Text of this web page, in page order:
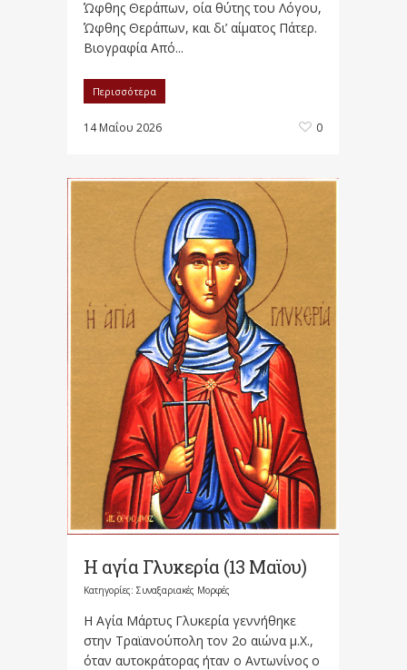
Ώφθης Θεράπων, οία θύτης του Λόγου,
Ώφθης Θεράπων, και δι’ αίματος Πάτερ.
Βιογραφία Από...
Περισσότερα
14 Μαΐου 2026 0
Η αγία Γλυκερία (13 Μαϊου)
Κατηγορίες: Συναξαριακές Μορφές
Η Αγία Μάρτυς Γλυκερία γεννήθηκε
στην Τραϊανούπολη τον 2ο αιώνα μ.Χ.,
όταν αυτοκράτορας ήταν ο Αντωνίνος ο